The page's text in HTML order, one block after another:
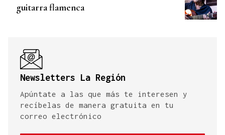
guitarra flamenca
Newsletters La Región
Apúntate a las que más te interesen y
recíbelas de manera gratuita en tu
correo electrónico